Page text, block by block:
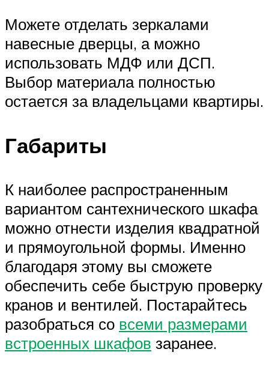
Можете отделать зеркалами
навесные дверцы, а можно
использовать МДФ или ДСП.
Выбор материала полностью
остается за владельцами квартиры.
Габариты
К наиболее распространенным
вариантом сантехнического шкафа
можно отнести изделия квадратной
и прямоугольной формы. Именно
благодаря этому вы сможете
обеспечить себе быструю проверку
кранов и вентилей. Постарайтесь
разобраться со всеми размерами
встроенных шкафов заранее.